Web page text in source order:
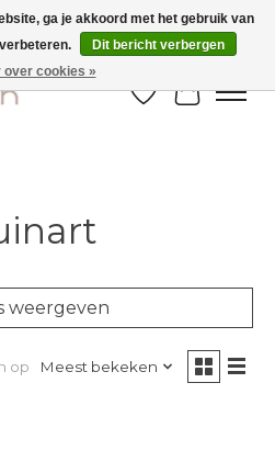
nu in de winkel - selectie online
Verlanglijst
weergeven
op Meest bekeken
ga je akkoord met het gebruik van
Dit bericht verbergen
over cookies »